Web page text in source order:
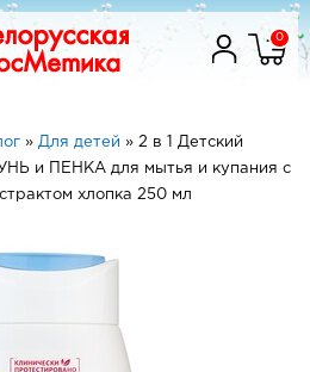
0
» Для детей » 2 в 1 Детский
и ПЕНКА для мытья и купания с
хлопка 250 мл